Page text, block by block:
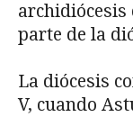
parte de la
La diócesis
V, cuando